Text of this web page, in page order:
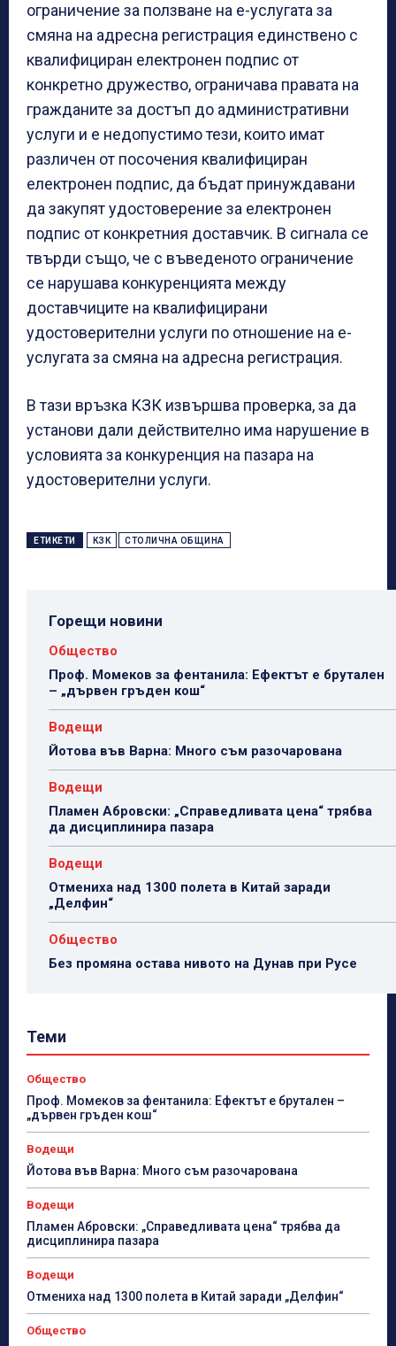
ограничение за ползване на е-услугата за
смяна на адресна регистрация единствено с
квалифициран електронен подпис от
конкретно дружество, ограничава правата на
гражданите за достъп до административни
услуги и е недопустимо тези, които имат
различен от посочения квалифициран
електронен подпис, да бъдат принуждавани
да закупят удостоверение за електронен
подпис от конкретния доставчик. В сигнала се
твърди също, че с въведеното ограничение
се нарушава конкуренцията между
доставчиците на квалифицирани
удостоверителни услуги по отношение на е-
услугата за смяна на адресна регистрация.
В тази връзка КЗК извършва проверка, за да
установи дали действително има нарушение в
условията за конкуренция на пазара на
удостоверителни услуги.
ЕТИКЕТИ КЗК СТОЛИЧНА ОБЩИНА
Горещи новини
Общество
Проф. Момеков за фентанила: Ефектът е брутален
– „дървен гръден кош“
Водещи
Йотова във Варна: Много съм разочарована
Водещи
Пламен Абровски: „Справедливата цена“ трябва
да дисциплинира пазара
Водещи
Отмениха над 1300 полета в Китай заради
„Делфин“
Общество
Без промяна остава нивото на Дунав при Русе
Теми
Общество
Проф. Момеков за фентанила: Ефектът е брутален –
„дървен гръден кош“
Водещи
Йотова във Варна: Много съм разочарована
Водещи
Пламен Абровски: „Справедливата цена“ трябва да
дисциплинира пазара
Водещи
Отмениха над 1300 полета в Китай заради „Делфин“
Общество